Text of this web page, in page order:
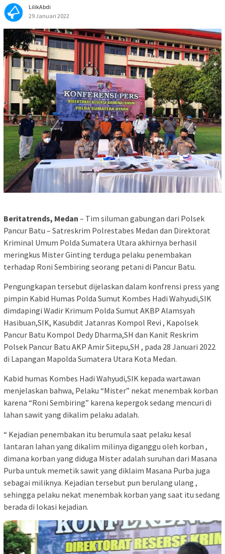
LilikAbdi
29 Januari 2022
Beritatrends, Medan – Tim siluman gabungan dari Polsek
Pancur Batu – Satreskrim Polrestabes Medan dan Direktorat
Kriminal Umum Polda Sumatera Utara akhirnya berhasil
meringkus Mister Ginting terduga pelaku penembakan
terhadap Roni Sembiring seorang petani di Pancur Batu.
Pengungkapan tersebut dijelaskan dalam konfrensi press yang
pimpin Kabid Humas Polda Sumut Kombes Hadi Wahyudi,SIK
dimdapingi Wadir Krimum Polda Sumut AKBP Alamsyah
Hasibuan,SIK, Kasubdit Jatanras Kompol Revi , Kapolsek
Pancur Batu Kompol Dedy Dharma,SH dan Kanit Reskrim
Polsek Pancur Batu AKP Amir Sitepu,SH , pada 28 Januari 2022
di Lapangan Mapolda Sumatera Utara Kota Medan.
Kabid humas Kombes Hadi Wahyudi,SIK kepada wartawan
menjelaskan bahwa, Pelaku “Mister” nekat menembak korban
karena “Roni Sembiring” karena kepergok sedang mencuri di
lahan sawit yang dikalim pelaku adalah.
“ Kejadian penembakan itu berumula saat pelaku kesal
lantaran lahan yang dikalim milinya diganggu oleh korban ,
dimana korban yang diduga Mister adalah suruhan dari Masana
Purba untuk memetik sawit yang diklaim Masana Purba juga
sebagai miliknya. Kejadian tersebut pun berulang ulang ,
sehingga pelaku nekat menembak korban yang saat itu sedang
berada di lokasi kejadian.